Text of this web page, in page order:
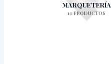
MARQUETERÍA
10 PRODUCTOS